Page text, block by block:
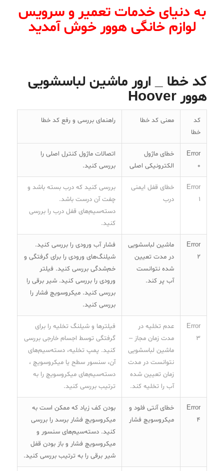
به دنیای خدمات تعمیر و سرویس
لوازم خانگی هوور خوش آمدید
کد خطا _ ارور ماشین لباسشویی
هوور Hoover
کد
خطا
معنی کد خطا راهنمای بررسی و رفع کد خطا
Error
0
خطای ماژول
الکترونیکی اصلی
اتصالات ماژول کنترل اصلی را
بررسی کنید.
Error
1
خطای قفل ایمنی
درب
بررسی کنید که درب بسته باشد و
چفت آن درست باشد.
دسته‌سیم‌های قفل درب را بررسی
کنید.
Error
2
ماشین لباسشویی
در مدت تعیین
شده نتوانست
آب پر کند.
فشار آب ورودی را بررسی کنید.
شیلنگ‌های ورودی را برای گرفتگی و
خم‌شدگی بررسی کنید. فیلتر
ورودی را بررسی کنید. شیر برقی را
بررسی کنید. میکروسویچ فشار را
بررسی کنید.
Error
3
عدم تخلیه در
مدت زمان مجاز –
ماشین لباسشویی
نتوانست در مدت
زمان تعیین شده
آب را تخلیه کند.
فیلترها و شیلنگ تخلیه را برای
گرفتگی توسط اجسام خارجی بررسی
کنید. پمپ تخلیه، دسته‌سیم‌های
آن، سنسور سطح یا میکروسویچ ،
دسته‌سیم‌های میکروسویچ را به
ترتیب بررسی کنید.
Error
4
خطای آنتی فلود و
میکروسویچ فشار
بودن کف زیاد که ممکن است به
میکروسویچ فشار برسد را بررسی
کنید. دسته‌سیم‌های سنسور و
میکروسویچ فشار و باز بودن قفل
شیر برقی را به ترتیب بررسی کنید.